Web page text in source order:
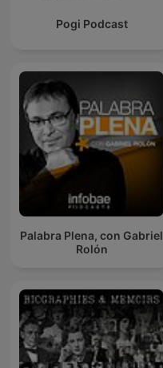
Pogi Podcast
Palabra Plena, con Gabriel
Rolón